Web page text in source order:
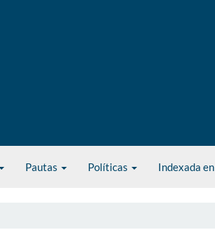
Pautas Políticas Indexada en